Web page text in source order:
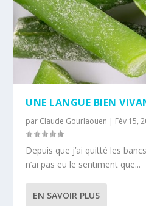
UNE LANGUE BIEN
par Claude Gourlaouen | Fév 15,
Depuis que j’ai quitté les
n’ai pas eu le sentiment que...
EN SAVOIR PLUS